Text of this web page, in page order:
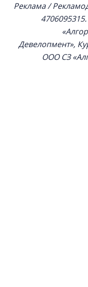
Реклама /
Девелопмент»,
ООО СЗ